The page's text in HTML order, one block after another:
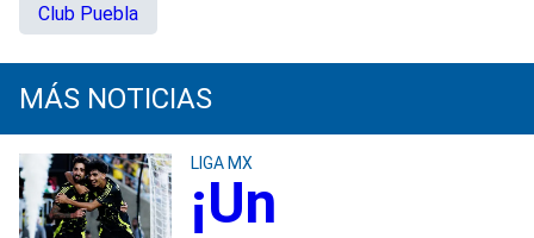
Club Puebla
MÁS NOTICIAS
LIGA MX
¡Un